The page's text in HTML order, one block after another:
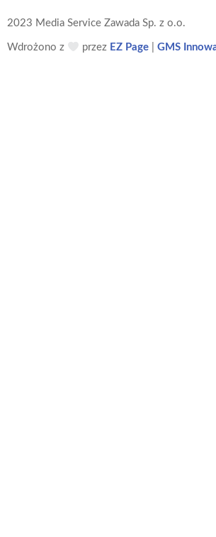
2023 Media Service Zawada Sp. z o.o.
Wdrożono z przez EZ Page |GMS